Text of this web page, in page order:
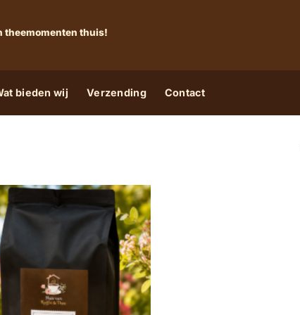
theemomenten thuis!
bieden wij Verzending Contact